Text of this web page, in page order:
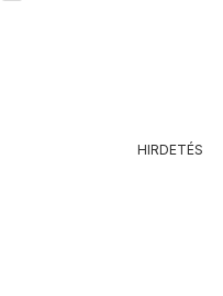
HIRDETÉS